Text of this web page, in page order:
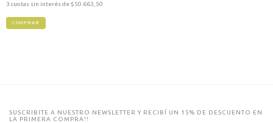
3 cuotas sin interés de$50.663,50
SUSCRIBITE A NUESTRO NEWSLETTER Y RECIBÍ UN 15% DE DESCUENTO EN
LA PRIMERA COMPRA!!